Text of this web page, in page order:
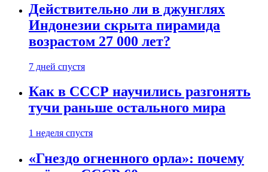
Действительно ли в джунглях
Индонезии скрыта пирамида
возрастом 27 000 лет?
7 дней спустя
Как в СССР научились разгонять
тучи раньше остального мира
1 неделя спустя
«Гнездо огненного орла»: почему